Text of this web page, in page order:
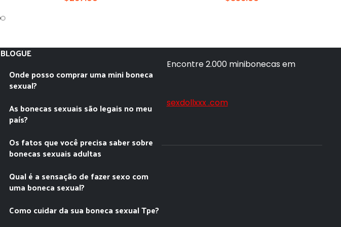
BLOGUE
Onde posso comprar uma mini boneca
sexual?
As bonecas sexuais são legais no meu
país?
Os fatos que você precisa saber sobre
bonecas sexuais adultas
Qual é a sensação de fazer sexo com
uma boneca sexual?
Como cuidar da sua boneca sexual Tpe?
Encontre 2.000 minibonecas em
sexdollxxx .com